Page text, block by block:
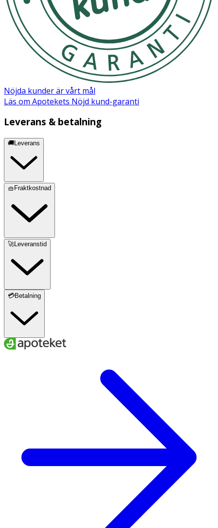
Nöjda kunder är vårt mål
Läs om Apotekets Nöjd kund-garanti
Leverans & betalning
🚚Leverans
🧺Fraktkostnad
🚀Leveranstid
💳Betalning